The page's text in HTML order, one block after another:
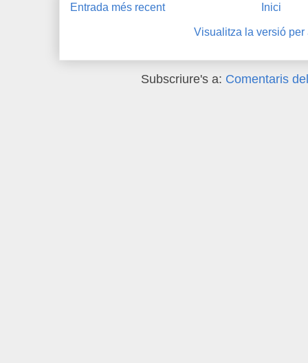
Entrada més recent Inici
Visualitza la versió per
Subscriure's a: Comentaris